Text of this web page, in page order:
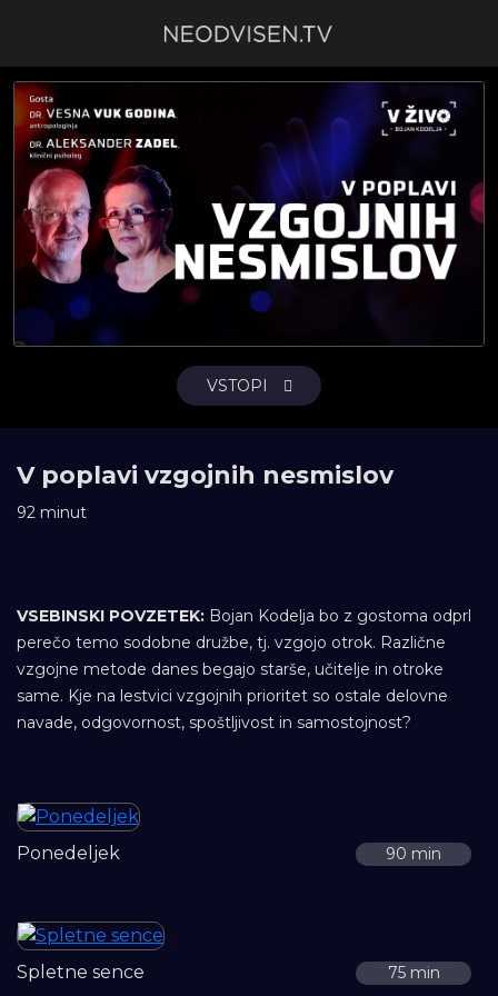
VSTOPI
V poplavi vzgojnih nesmislov
92 minut
VSEBINSKI POVZETEK: Bojan Kodelja bo z gostoma odprl
perečo temo sodobne družbe, tj. vzgojo otrok. Različne
vzgojne metode danes begajo starše, učitelje in otroke
same. Kje na lestvici vzgojnih prioritet so ostale delovne
navade, odgovornost, spoštljivost in samostojnost?
Ponedeljek 90 min
Spletne sence 75 min